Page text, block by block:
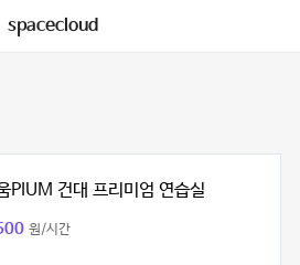
spacecloud
PIUM 건대 프리미엄 연습실
원/시간